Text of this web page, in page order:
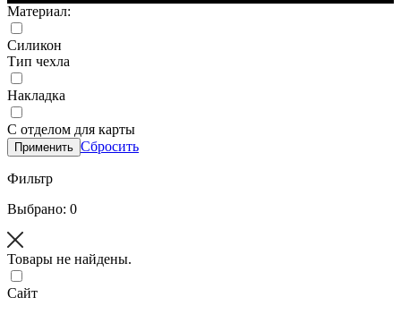
Материал:
Силикон
Тип чехла
Накладка
С отделом для карты
Применить Сбросить
Фильтр
Выбрано: 0
Товары не найдены.
Сайт